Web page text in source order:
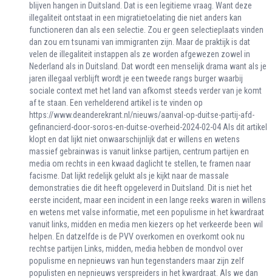
blijven hangen in Duitsland. Dat is een legitieme vraag. Want deze
illegaliteit ontstaat in een migratietoelating die niet anders kan
functioneren dan als een selectie. Zou er geen selectieplaats vinden
dan zou ern tsunami van immigranten zijn. Maar de praktijk is dat
velen de illegaliteit instappen als ze worden afgewezen zowel in
Nederland als in Duitsland. Dat wordt een menselijk drama want als je
jaren illegaal verblijft wordt je een tweede rangs burger waarbij
sociale context met het land van afkomst steeds verder van je komt
af te staan. Een verhelderend artikel is te vinden op
https://www.deanderekrant.nl/nieuws/aanval-op-duitse-partij-afd-
gefinancierd-door-soros-en-duitse-overheid-2024-02-04Als dit artikel
klopt en dat lijkt niet onwaarschijnlijk dat er willens en wetens
massief gebrainwas is vanuit linkse partijen, centrum partijen en
media om rechts in een kwaad daglicht te stellen, te framen naar
facisme. Dat lijkt redelijk gelukt als je kijkt naar de massale
demonstraties die dit heeft opgeleverd in Duitsland. Dit is niet het
eerste incident, maar een incident in een lange reeks waren in willens
en wetens met valse informatie, met een populisme in het kwardraat
vanuit links, midden en media men kiezers op het verkeerde been wil
helpen. En datzelfde is de PVV overkomen en overkomt ook nu
rechtse partijen Links, midden, media hebben de mondvol over
populisme en nepnieuws van hun tegenstanders maar zijn zelf
populisten en nepnieuws verspreiders in het kwardraat. Als we dan